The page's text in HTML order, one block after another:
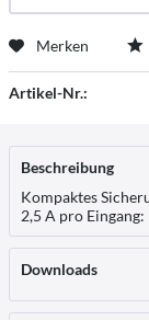
Merken
Artikel-Nr.:
Beschreibung
Kompaktes
2,5 A pro Eingang:
Downloads